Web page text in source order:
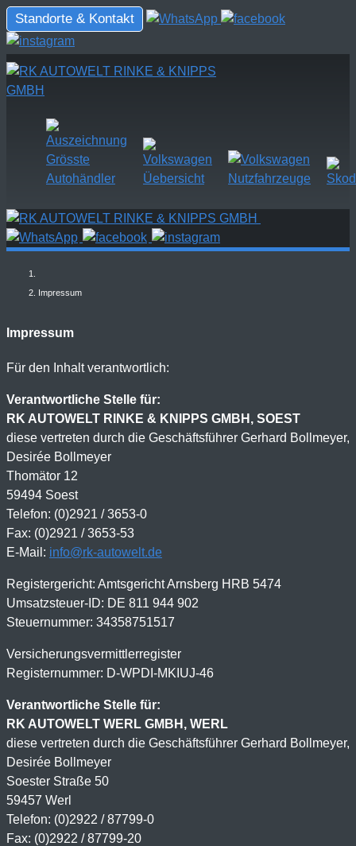
Standorte & Kontakt
Impressum
Impressum
Für den Inhalt verantwortlich:
Verantwortliche Stelle für:
RK AUTOWELT RINKE & KNIPPS GMBH, SOEST
diese vertreten durch die Geschäftsführer Gerhard Bollmeyer,
Desirée Bollmeyer
Thomätor 12
59494 Soest
Telefon: (0)2921 / 3653-0
Fax: (0)2921 / 3653-53
E-Mail: info@rk-autowelt.de
Registergericht: Amtsgericht Arnsberg HRB 5474
Umsatzsteuer-ID: DE 811 944 902
Steuernummer: 34358751517
Versicherungsvermittlerregister
Registernummer: D-WPDI-MKIUJ-46
Verantwortliche Stelle für:
RK AUTOWELT WERL GMBH, WERL
diese vertreten durch die Geschäftsführer Gerhard Bollmeyer,
Desirée Bollmeyer
Soester Straße 50
59457 Werl
Telefon: (0)2922 / 87799-0
Fax: (0)2922 / 87799-20